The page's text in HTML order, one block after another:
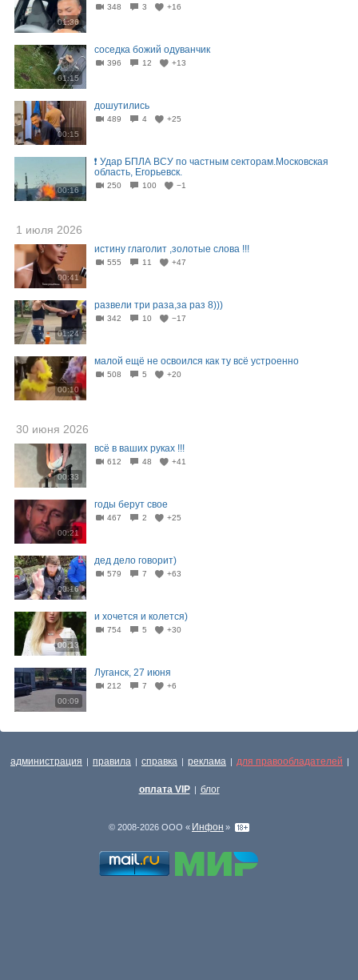
01:36
348 3 +16
01:15
соседка божий одуванчик
396 12 +13
00:15
дошутились
489 4 +25
00:16
❗️ Удар БПЛА ВСУ по частным секторам.Московская
область, Егорьевск.
250 100 −1
1 июля 2026
00:41
истину глаголит ,золотые слова !!!
555 11 +47
01:24
развели три раза,за раз 8)))
342 10 −17
00:10
малой ещё не освоился как ту всё устроенно
508 5 +20
30 июня 2026
00:33
всё в ваших руках !!!
612 48 +41
00:21
годы берут свое
467 2 +25
00:16
дед дело говорит)
579 7 +63
00:13
и хочется и колется)
754 5 +30
00:09
Луганск, 27 июня
212 7 +6
администрация | правила | справка | реклама | для правообладателей |
оплата VIP | блог
© 2008-2026 ООО « Инфон »